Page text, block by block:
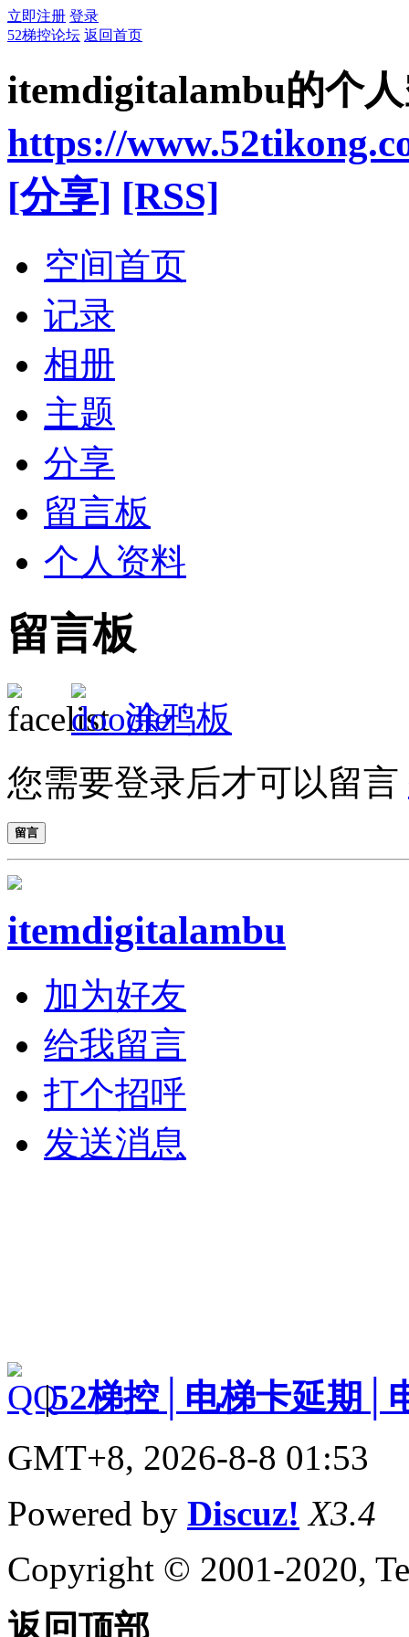
立即注册 登录
52梯控论坛 返回首页
itemdigitalambu的个
https://
[分享] [RSS]
空间首页
记录
相册
主题
分享
留言板
个人资料
留言板
涂鸦板
您需要登录后才可以留言
留言
itemdigitalambu
加为好友
给我留言
打个招呼
发送消息
|52梯控│电梯卡延期│
GMT+8, 2026-8-8 01:53
Powered by Discuz! X3.4
Copyright © 2001-2020,
返回顶部